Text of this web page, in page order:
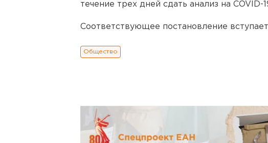
течение трех дней сдать анализ на COVID-
Соответствующее постановление
Общество